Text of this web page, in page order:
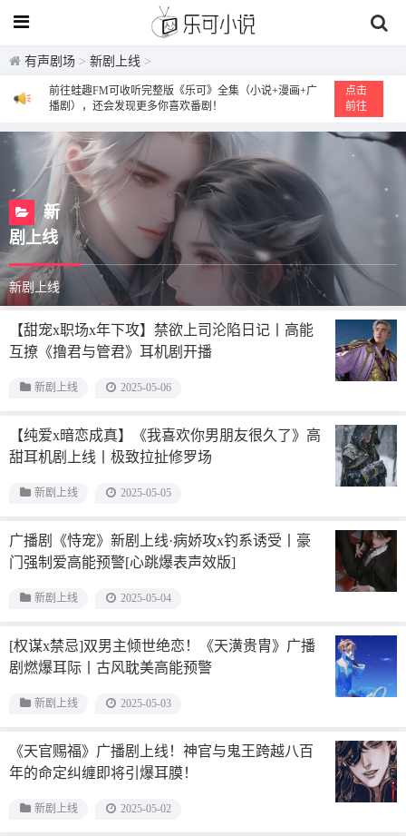
有声剧场 > 新剧上线 >
前往蛙趣FM可收听完整版《乐可》全集（小说+漫画+广
播剧），还会发现更多你喜欢番剧！
点击
前往
新
剧上线
新剧上线
【甜宠x职场x年下攻】禁欲上司沦陷日记丨高能
互撩《撸君与管君》耳机剧开播
新剧上线 2025-05-06
【纯爱x暗恋成真】《我喜欢你男朋友很久了》高
甜耳机剧上线丨极致拉扯修罗场
新剧上线 2025-05-05
广播剧《恃宠》新剧上线·病娇攻x钓系诱受丨豪
门强制爱高能预警[心跳爆表声效版]
新剧上线 2025-05-04
[权谋x禁忌]双男主倾世绝恋！《天潢贵胄》广播
剧燃爆耳际丨古风耽美高能预警
新剧上线 2025-05-03
《天官赐福》广播剧上线！神官与鬼王跨越八百
年的命定纠缠即将引爆耳膜！
新剧上线 2025-05-02